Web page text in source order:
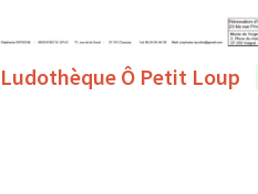
Ludothèque Ô Petit Loup